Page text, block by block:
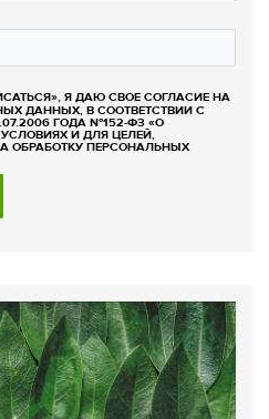
Я ДАЮ СВОЕ СОГЛАСИЕ НА
ДАННЫХ, В СООТВЕТСТВИИ С
ГОДА №152-ФЗ «О
И ДЛЯ ЦЕЛЕЙ,
ОБРАБОТКУ ПЕРСОНАЛЬНЫХ